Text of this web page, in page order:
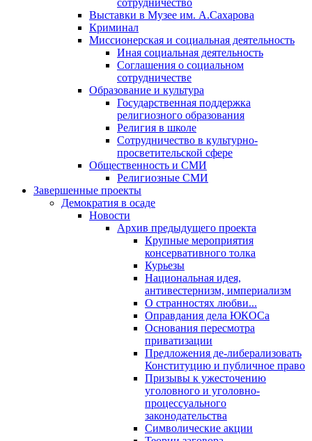
сотрудничество
Выставки в Музее им. А.Сахарова
Криминал
Миссионерская и социальная деятельность
Иная социальная деятельность
Соглашения о социальном
сотрудничестве
Образование и культура
Государственная поддержка
религиозного образования
Религия в школе
Сотрудничество в культурно-
просветительской сфере
Общественность и СМИ
Религиозные СМИ
Завершенные проекты
Демократия в осаде
Новости
Архив предыдущего проекта
Крупные мероприятия
консервативного толка
Курьезы
Национальная идея,
антивестернизм, империализм
О странностях любви...
Оправдания дела ЮКОСа
Основания пересмотра
приватизации
Предложения де-либерализовать
Конституцию и публичное право
Призывы к ужесточению
уголовного и уголовно-
процессуального
законодательства
Символические акции